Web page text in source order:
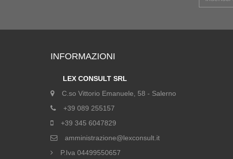
INFORMAZIONI
LEX CONSULT SRL
C.so Vittorio Emanuele, 58 - Salerno
+39 089 255157
+39 345 6047829
amministrazione@lexconsult.it
P.Iva 04499550657